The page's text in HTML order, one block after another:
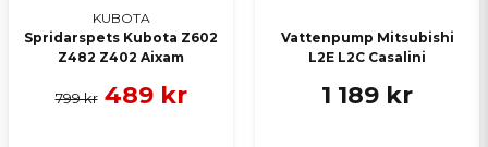
KUBOTA
Spridarspets Kubota Z602
Z482 Z402 Aixam
799 kr 489 kr
Vattenpump Mitsubishi
L2E L2C Casalini
1 189 kr